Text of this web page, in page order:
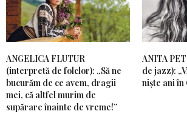
ANGELICA FLUTUR
(interpretă de folclor): „Să ne
bucurăm de ce avem, dragii
mei, că altfel murim de
supărare înainte de vreme!”
ANITA
de jazz):
niște ani în